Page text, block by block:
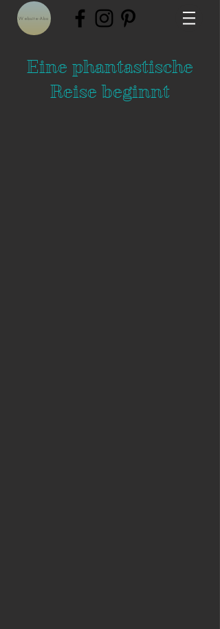
Website-Abo
Eine phantastische
Reise beginnt